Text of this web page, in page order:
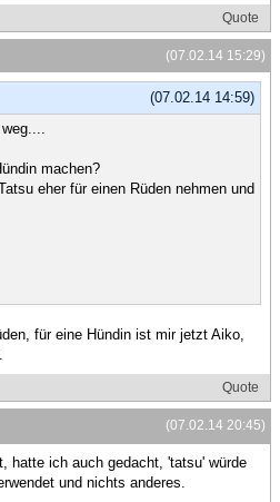
Quote
(07.02.14 15:29)
(07.02.14 14:59)
machen?
eher für einen Rüden nehmen und
für eine Hündin ist mir jetzt Aiko,
Quote
(07.02.14 20:45)
hatte ich auch gedacht, 'tatsu' würde
und nichts anderes.